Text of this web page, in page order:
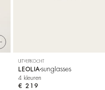
UITVERKOCHT
LEOLIAsunglasses
4 kleuren
€ 219